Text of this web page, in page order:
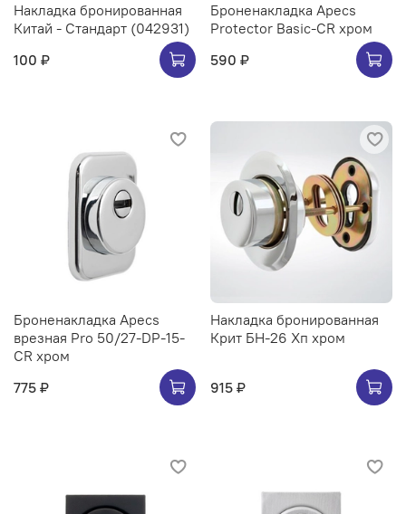
Накладка бронированная
Китай - Стандарт (042931)
100 ₽
Броненакладка Apecs
Protector Basic-CR хром
590 ₽
Броненакладка Apecs
врезная Pro 50/27-DP-15-
CR хром
775 ₽
Накладка бронированная
Крит БН-26 Хп хром
915 ₽